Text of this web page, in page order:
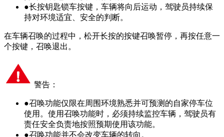
●长按钥匙锁车按键，车辆将向后运动，驾驶员持续保
持对环境适宜、安全的判断。
在车辆召唤的过程中，松开长按的按键召唤暂停，再按任意一
个按键，召唤退出。
警告：
●召唤功能仅限在周围环境熟悉并可预测的自家停车位
使用。使用召唤功能时，必须持续监控车辆，驾驶员有
责任安全负责地按照预期使用该功能。
●召唤功能并不会改变车辆的转向。